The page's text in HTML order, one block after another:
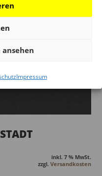
Impressum
inkl. 7 % MwSt.
zzgl. Versandkosten